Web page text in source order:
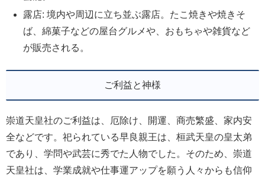
露店: 境内や周辺に立ち並ぶ露店。たこ焼きや焼きそ
ば、綿菓子などの屋台グルメや、おもちゃや雑貨など
が販売される。
ご利益と神様
崇道天皇社のご利益は、厄除け、開運、商売繁盛、家内安
全などです。祀られている早良親王は、桓武天皇の皇太弟
であり、学問や武芸に秀でた人物でした。そのため、崇道
天皇社は、学業成就や仕事運アップを願う人々からも信仰